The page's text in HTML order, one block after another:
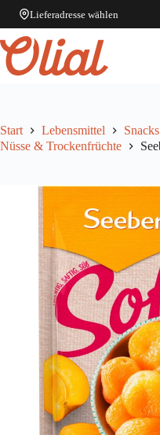
Lieferadresse wählen
Zum
Inhalt
springen
Start Lebensmittel
Nüsse & Trockenfrüchte